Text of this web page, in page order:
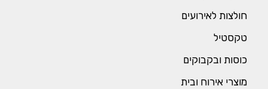
חולצות לאירועים
טקסטיל
כוסות ובקבוקים
מוצרי אירוח ובית